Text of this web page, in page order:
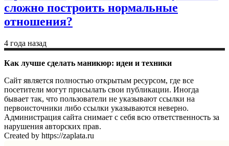
сложно построить нормальные
отношения?
4 года назад
Как лучше сделать маникюр: идеи и техники
Сайт является полностью открытым ресурсом, где все
посетители могут присылать свои публикации. Иногда
бывает так, что пользователи не указывают ссылки на
первоисточники либо ссылки указываются неверно.
Администрация сайта снимает с себя всю ответственность за
нарушения авторских прав.
Created by https://zaplata.ru